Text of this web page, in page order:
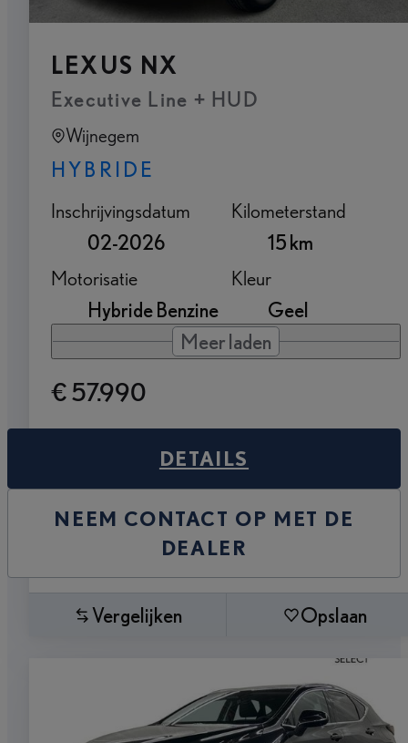
LEXUS NX
Executive Line + HUD
Wijnegem
HYBRIDE
Inschrijvingsdatum
02-2026
Kilometerstand
15 km
Motorisatie
Hybride Benzine
Kleur
Geel
Meer laden
€ 57.990
DETAILS
NEEM CONTACT OP MET DE
DEALER
Vergelijken Opslaan